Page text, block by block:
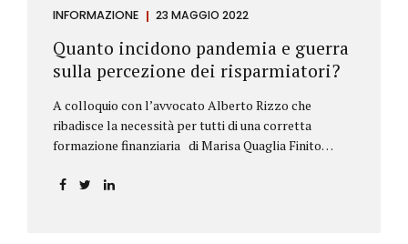
INFORMAZIONE 23 MAGGIO 2022
Quanto incidono pandemia e guerra
sulla percezione dei risparmiatori?
A colloquio con l’avvocato Alberto Rizzo che
ribadisce la necessità per tutti di una corretta
formazione finanziaria di Marisa Quaglia Finito
periodo grigio della pandemia da Covid, possiamo